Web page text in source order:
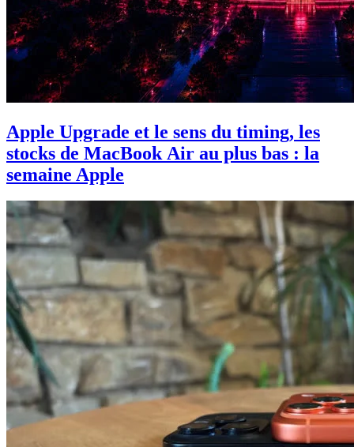
Apple Upgrade et le sens du timing, les
stocks de MacBook Air au plus bas : la
semaine Apple